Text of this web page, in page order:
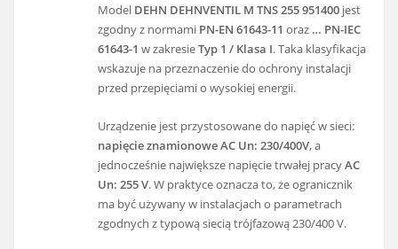
Model DEHN DEHNVENTIL M TNS 255 951400 jest
zgodny z normami PN-EN 61643-11 oraz … PN-IEC
61643-1 w zakresieTyp 1 / Klasa I. Taka klasyfikacja
wskazuje na przeznaczenie do ochrony instalacji
przed przepięciami o wysokiej energii.
Urządzenie jest przystosowane do napięć w sieci:
napięcie znamionowe AC Un: 230/400V, a
jednocześnie największe napięcie trwałej pracyAC
Un: 255 V. W praktyce oznacza to, że ogranicznik
ma być używany w instalacjach o parametrach
zgodnych z typową siecią trójfazową 230/400 V.